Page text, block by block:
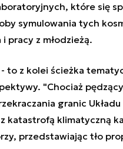
które się
symulowania tych
pracy z młodzieżą.
to z kolei ścieżka
"Chociaż
granic
katastrofą klimatyczną
przedstawiając tło